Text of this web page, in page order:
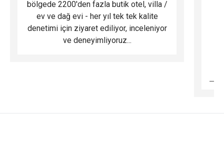
bölgede 2200'den fazla butik otel, villa /
ev ve dağ evi - her yıl tek tek kalite
denetimi için ziyaret ediliyor, inceleniyor
ve deneyimliyoruz...